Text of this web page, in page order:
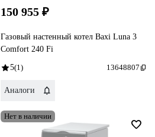
150 955 ₽
Газовый настенный котел Baxi Luna 3
Comfort 240 Fi
5(1) 13648807
Аналоги
Нет в наличии